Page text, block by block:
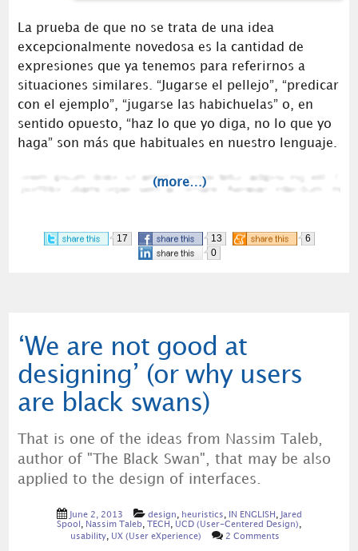
La prueba de que no se trata de una idea
excepcionalmente novedosa es la cantidad de
expresiones que ya tenemos para referirnos a
situaciones similares. “Jugarse el pellejo”, “predicar
con el ejemplo”, “jugarse las habichuelas” o, en
sentido opuesto, “haz lo que yo diga, no lo que yo
haga” son más que habituales en nuestro lenguaje.
(more…)
17 13
6
0
‘We are not good at
designing’ (or why users
are black swans)
That is one of the ideas from Nassim Taleb,
author of "The Black Swan", that may be also
applied to the design of interfaces.
June 2, 2013 design heuristics IN ENGLISH
Jared
Spool
Nassim Taleb TECH UCD (User-Centered Design)
usability
UX (User eXperience) 2 Comments